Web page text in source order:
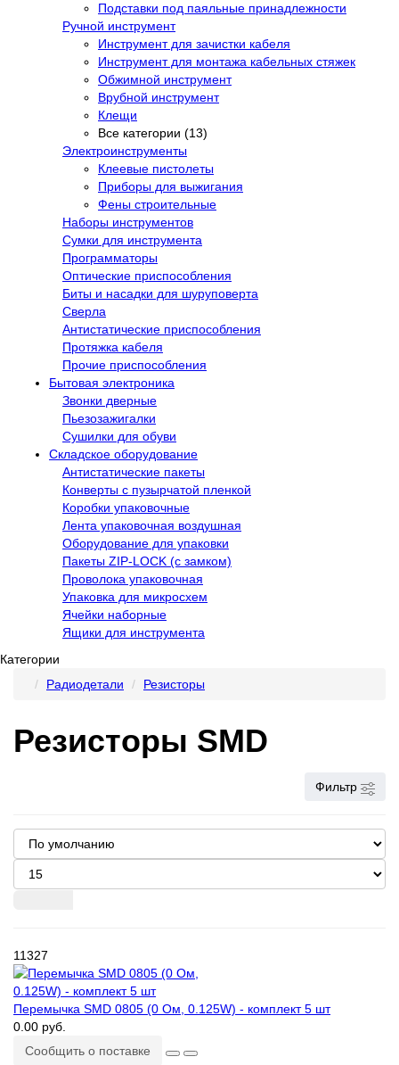
Подставки под паяльные принадлежности
Ручной инструмент
Инструмент для зачистки кабеля
Инструмент для монтажа кабельных стяжек
Обжимной инструмент
Врубной инструмент
Клещи
Все категории (13)
Электроинструменты
Клеевые пистолеты
Приборы для выжигания
Фены строительные
Наборы инструментов
Сумки для инструмента
Программаторы
Оптические приспособления
Биты и насадки для шуруповерта
Сверла
Антистатические приспособления
Протяжка кабеля
Прочие приспособления
Бытовая электроника
Звонки дверные
Пьезозажигалки
Сушилки для обуви
Складское оборудование
Антистатические пакеты
Конверты с пузырчатой пленкой
Коробки упаковочные
Лента упаковочная воздушная
Оборудование для упаковки
Пакеты ZIP-LOCK (с замком)
Проволока упаковочная
Упаковка для микросхем
Ячейки наборные
Ящики для инструмента
Категории
Радиодетали
Резисторы
Резисторы SMD
Фильтр
11327
Перемычка SMD 0805 (0 Ом, 0.125W) - комплект 5 шт
0.00 руб.
Сообщить о поставке